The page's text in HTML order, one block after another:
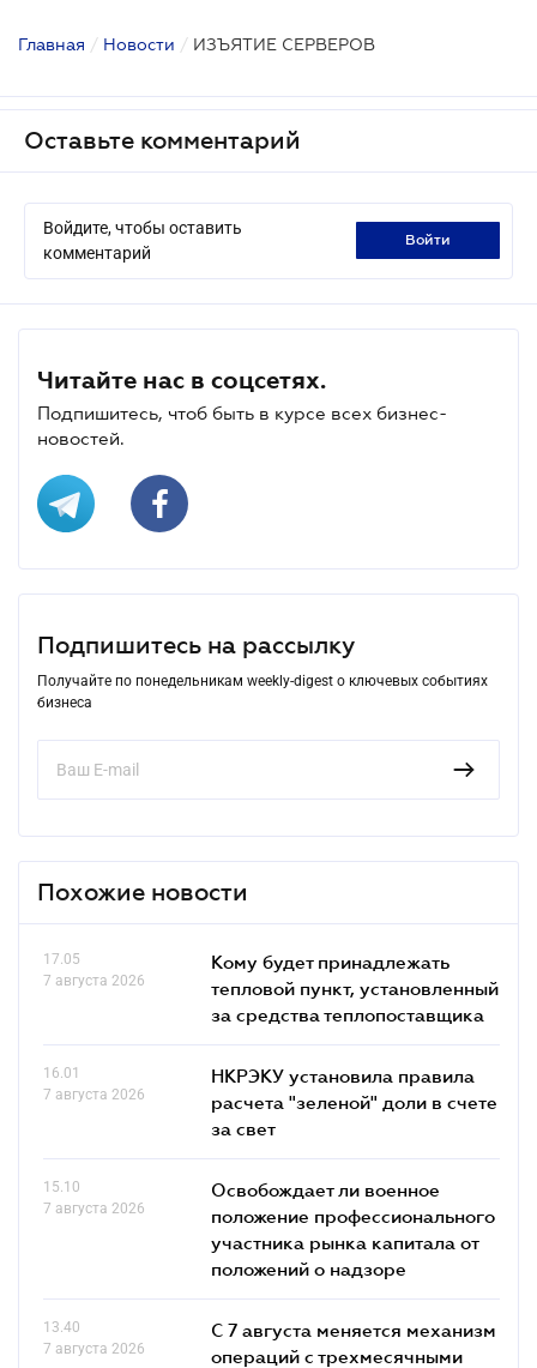
Главная / Новости / ИЗЪЯТИЕ СЕРВЕРОВ
Оставьте комментарий
Войдите, чтобы оставить
комментарий
войти
Читайте нас в соцсетях.
Подпишитесь, чтоб быть в курсе всех бизнес-
новостей.
Подпишитесь на рассылку
Получайте по понедельникам weekly-digest о ключевых событиях
бизнеса
Похожие новости
17.05
7 августа 2026
Кому будет принадлежать
тепловой пункт, установленный
за средства теплопоставщика
16.01
7 августа 2026
НКРЭКУ установила правила
расчета "зеленой" доли в счете
за свет
15.10
7 августа 2026
Освобождает ли военное
положение профессионального
участника рынка капитала от
положений о надзоре
13.40
7 августа 2026
С 7 августа меняется механизм
операций с трехмесячными